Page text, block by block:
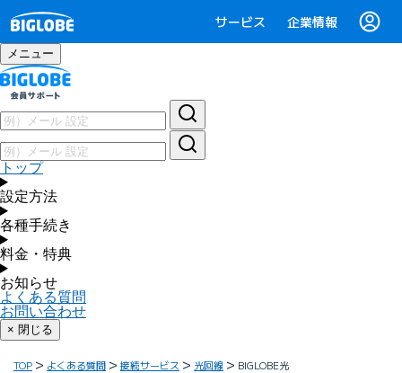
サービス 企業情報
メニュー
トップ
設定方法
各種手続き
料金・特典
お知らせ
よくある質問
お問い合わせ
× 閉じる
TOP よくある質問 接続サービス 光回線 BIGLOBE光